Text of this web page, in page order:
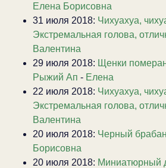
Елена Борисовна
31 июля 2018: Чихуахуа,
Экстремальная голова,
Валентина
29 июля 2018: Щенки
Рыжий Ап - Елена
22 июля 2018: Чихуахуа,
Экстремальная голова,
Валентина
20 июля 2018: Черный
Борисовна
20 июля 2018: Миниатюрный